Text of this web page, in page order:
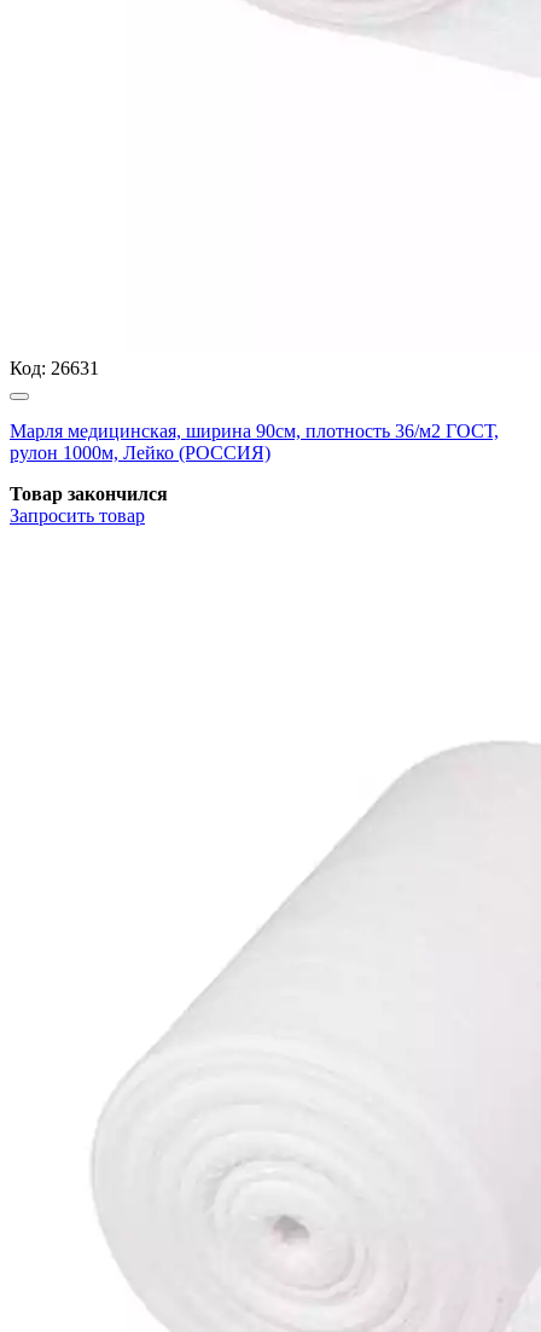
Код: 26631
Марля медицинская, ширина 90см, плотность 36/м2 ГОСТ,
рулон 1000м, Лейко (РОССИЯ)
Товар закончился
Запросить товар